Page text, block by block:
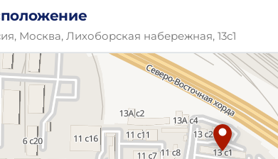
Москва, Лихоборская набережная, 13с1